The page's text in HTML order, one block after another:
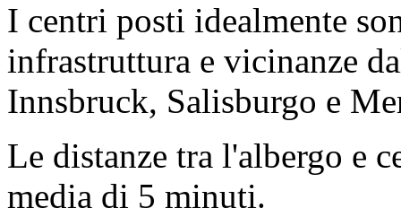
I centri posti idealmente
infrastruttura e vicinanze
Innsbruck, Salisburgo e
Le distanze tra l'albergo e
media di 5 minuti.